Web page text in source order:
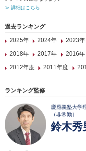
≫ 詳細はこちら
過去ランキング
2025年
2024年 2023年
2018年
2017年 2016年
2012年度
2011年度
ランキング監修
慶應義塾大学
（非常勤）
鈴木秀